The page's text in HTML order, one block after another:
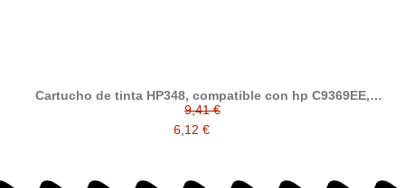
Cartucho de tinta HP348, compatible con hp C9369EE,
Photo
9,41 €
6,12 €